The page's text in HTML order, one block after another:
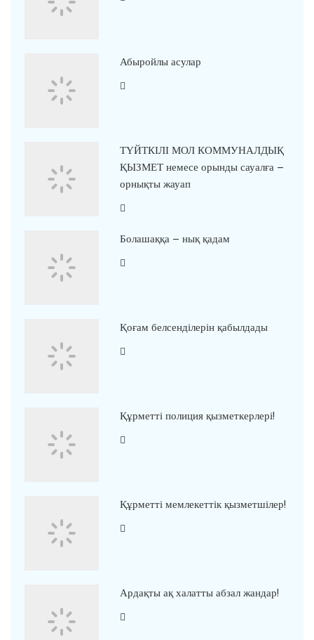
Абыройлы асулар
ТҮЙТКІЛІ МОЛ КОММУНАЛДЫҚ
ҚЫЗМЕТ немесе орынды сауалға –
орнықты жауап
Болашаққа – нық қадам
Қоғам белсенділерін қабылдады
Құрметті полиция қызметкерлері!
Құрметті мемлекеттік қызметшілер!
Ардақты ақ халатты абзал жандар!